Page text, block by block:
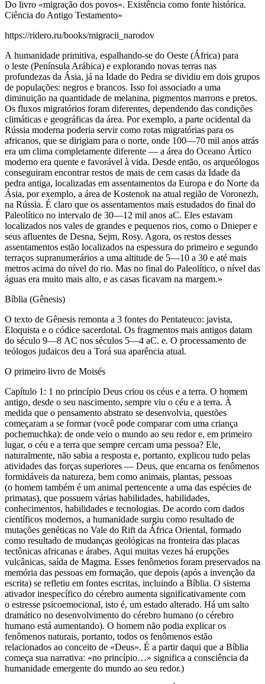
Do livro «migração dos povos». Existência como fonte histórica.
Ciência do Antigo Testamento»
https://ridero.ru/books/migracii_narodov
A humanidade primitiva, espalhando-se do Oeste (África) para
o leste (Península Arábica) e explorando novas terras nas
profundezas da Ásia, já na Idade do Pedra se dividiu em dois grupos
de populações: negros e brancos. Isso foi associado a uma
diminuição na quantidade de melanina, pigmentos marrons e pretos.
Os fluxos migratórios foram diferentes, dependendo das condições
climáticas e geográficas da área. Por exemplo, a parte ocidental da
Rússia moderna poderia servir como rotas migratórias para os
africanos, que se dirigiam para o norte, onde 100—70 mil anos atrás
era um clima completamente diferente — a área do Oceano Ártico
moderno era quente e favorável à vida. Desde então, os arqueólogos
conseguiram encontrar restos de mais de cem casas da Idade da
pedra antiga, localizadas em assentamentos da Europa e do Norte da
Ásia, por exemplo, a área de Kostenok na atual região de Voronezh,
na Rússia. É claro que os assentamentos mais estudados do final do
Paleolítico no intervalo de 30—12 mil anos aC. Eles estavam
localizados nos vales de grandes e pequenos rios, como o Dnieper e
seus afluentes de Desna, Sejm, Rosy. Agora, os restos desses
assentamentos estão localizados na espessura do primeiro e segundo
terraços supranumerários a uma altitude de 5—10 a 30 e até mais
metros acima do nível do rio. Mas no final do Paleolítico, o nível das
águas era muito mais alto, e as casas ficavam na margem.»
Bíblia (Gênesis)
O texto de Gênesis remonta a 3 fontes do Pentateuco: javista,
Eloquista e o códice sacerdotal. Os fragmentos mais antigos datam
do século 9—8 AC nos séculos 5—4 aC. e. O processamento de
teólogos judaicos deu a Torá sua aparência atual.
O primeiro livro de Moisés
Capítulo 1: 1 no princípio Deus criou os céus e a terra. O homem
antigo, desde o seu nascimento, sempre viu o céu e a terra. À
medida que o pensamento abstrato se desenvolvia, questões
começaram a se formar (você pode comparar com uma criança
pochemuchka): de onde veio o mundo ao seu redor e, em primeiro
lugar, o céu e a terra que sempre cercam uma pessoa? Ele,
naturalmente, não sabia a resposta e, portanto, explicou tudo pelas
atividades das forças superiores — Deus, que encarna os fenômenos
formidáveis da natureza, bem como animais, plantas, pessoas
(o homem também é um animal pertencente a uma das espécies de
primatas), que possuem várias habilidades, habilidades,
conhecimentos, habilidades e tecnologias. De acordo com dados
científicos modernos, a humanidade surgiu como resultado de
mutações genéticas no Vale do Rift da África Oriental, formado
como resultado de mudanças geológicas na fronteira das placas
tectônicas africanas e árabes. Aqui muitas vezes há erupções
vulcânicas, saída de Magma. Esses fenômenos foram preservados na
memória das pessoas em formação, que depois (após a invenção da
escrita) se refletiu em fontes escritas, incluindo a Bíblia. O sistema
ativador inespecífico do cérebro aumenta significativamente com
o estresse psicoemocional, isto é, um estado alterado. Há um salto
dramático no desenvolvimento do cérebro humano (o cérebro
humano está aumentando). O homem não podia explicar os
fenômenos naturais, portanto, todos os fenômenos estão
relacionados ao conceito de «Deus». É a partir daqui que a Bíblia
começa sua narrativa: «no princípio…» significa a consciência da
humanidade emergente do mundo ao seu redor.)